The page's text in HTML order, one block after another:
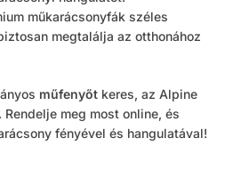
műkarácsonyfák széles
megtalálja az otthonához
műfenyőt keres, az Alpine
meg most online, és
fényével és hangulatával!